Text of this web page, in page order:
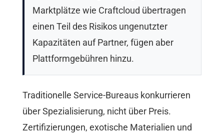
Marktplätze wie Craftcloud übertragen
einen Teil des Risikos ungenutzter
Kapazitäten auf Partner, fügen aber
Plattformgebühren hinzu.
Traditionelle Service-Bureaus konkurrieren
über Spezialisierung, nicht über Preis.
Zertifizierungen, exotische Materialien und